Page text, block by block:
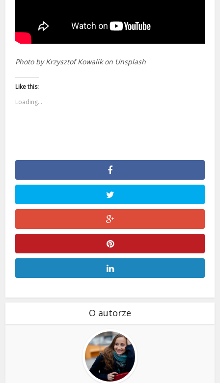
Photo by Krzysztof Kowalik on Unsplash
Like this:
Loading...
O autorze